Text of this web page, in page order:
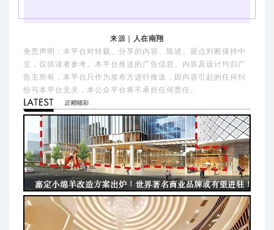
来源｜ 人在南翔
免责声明：本平台对转载、分享的内容、陈述、观点判断保持中
立，仅供读者参考。本平台推送的广告信息、内容及设计均归广
告主所有，本平台只作为发布方进行推送，因内容引起的任何纠
纷与本平台无关，本公众平台将不承担任何责任。